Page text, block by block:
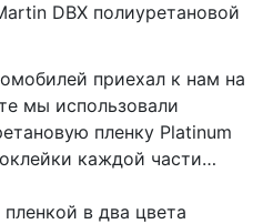
DBX полиуретановой
приехал к нам на
мы использовали
пленку Platinum
каждой части…
в два цвета